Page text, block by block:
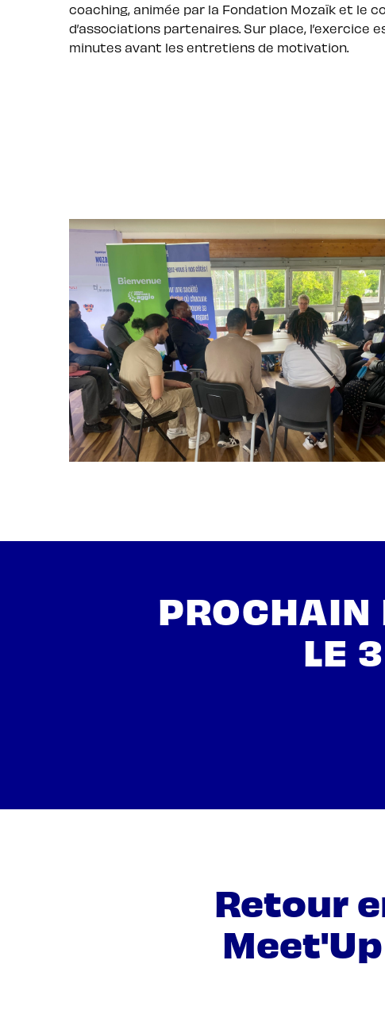
coaching, animée par la Fondation Mozaïk et le
d’associations partenaires. Sur place, l’exercice
minutes avant les entretiens de motivation.
PROCHAIN
LE
Retour